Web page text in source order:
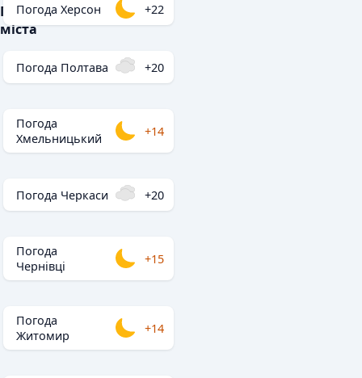
Популярні
міста
Погода Херсон +22
Погода Полтава +20
Погода
Хмельницький
+14
Погода Черкаси +20
Погода
Чернівці
+15
Погода
Житомир
+14